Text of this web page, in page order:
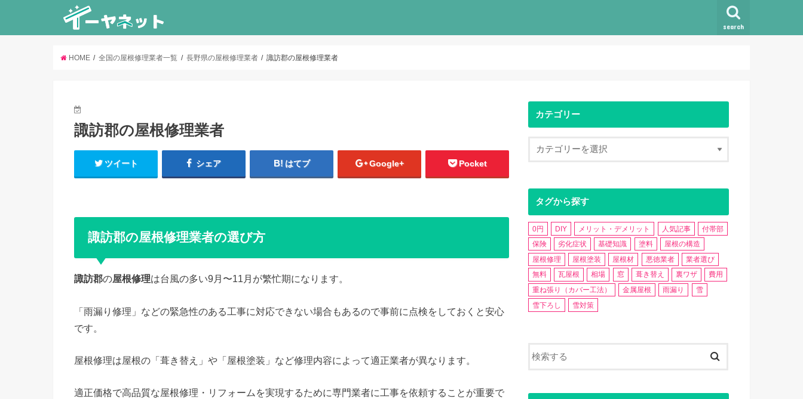
search
HOME 全国の屋根修理業者一覧 長野県の屋根修理業者 諏訪郡の屋根修理業者
諏訪郡の屋根修理業者
ツイート シェア はてブ Google+ Pocket
諏訪郡の屋根修理業者の選び方
諏訪郡の屋根修理は台風の多い9月〜11月が繁忙期になります。
「雨漏り修理」などの緊急性のある工事に対応できない場合もあるので事前に点検をしておくと安心
です。
屋根修理は屋根の「葺き替え」や「屋根塗装」など修理内容によって適正業者が異なります。
適正価格で高品質な屋根修理・リフォームを実現するために専門業者に工事を依頼することが重要で
カテゴリー
タグから探す
0円 DIY メリット・デメリット 人気記事
付帯部
保険
劣化症状 基礎知識 塗料
屋根の構造
屋根修理
屋根塗装 屋根材 悪徳業者
業者選び
無料
瓦屋根 相場 窓 葺き替え 裏ワザ
費用
重ね張り（カバー工法）
金属屋根 雨漏り
雪
雪下ろし
雪対策